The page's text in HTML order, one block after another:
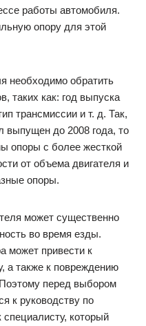
работы автомобиля.
опору для этой
необходимо обратить
таких как: год выпуска
трансмиссии и т. д. Так,
выпущен до 2008 года, то
опоры с более жесткой
от объема двигателя и
опоры.
может существенно
во время езды.
может привести к
также к повреждению
перед выбором
к руководству по
который